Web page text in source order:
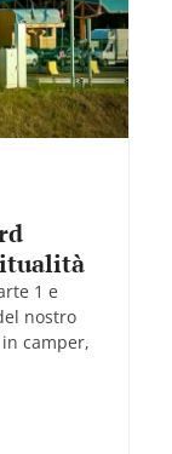
1 e
nostro
in camper,